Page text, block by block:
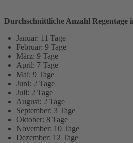
Durchschnittliche Anzahl Regentage
Januar: 11 Tage
Februar: 9 Tage
März: 9 Tage
April: 7 Tage
Mai: 9 Tage
Juni: 2 Tage
Juli: 2 Tage
August: 2 Tage
September: 3 Tage
Oktober: 8 Tage
November: 10 Tage
Dezember: 12 Tage